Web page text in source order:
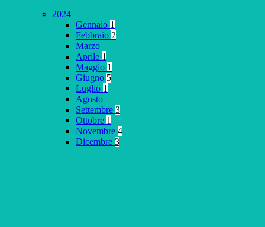
2024
Gennaio 1
Febbraio 2
Marzo
Aprile 1
Maggio 1
Giugno 5
Luglio 1
Agosto
Settembre 3
Ottobre 1
Novembre 4
Dicembre 3